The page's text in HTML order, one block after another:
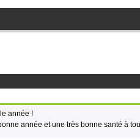
année !
année et une très bonne santé à